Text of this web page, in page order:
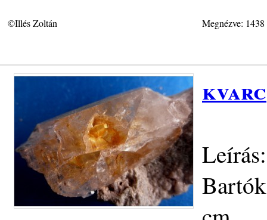
©Illés Zoltán Megnézve:
kvarc